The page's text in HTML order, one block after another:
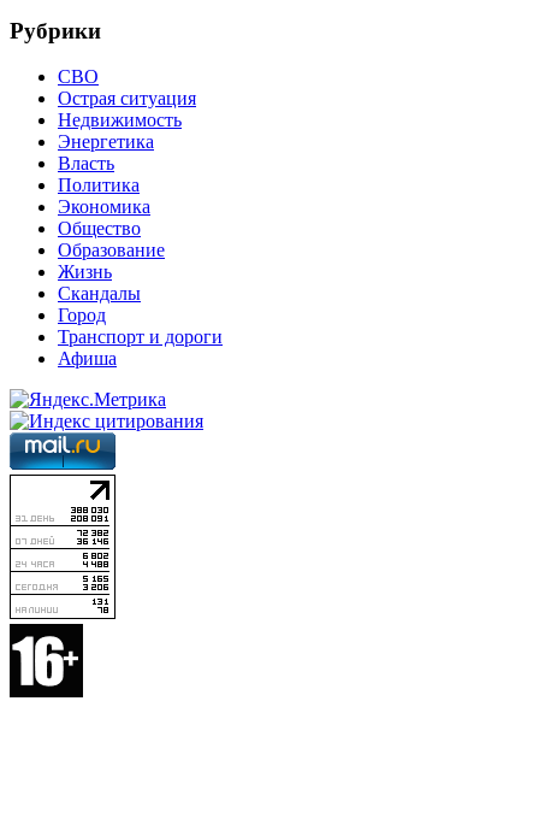
Рубрики
СВО
Острая ситуация
Недвижимость
Энергетика
Власть
Политика
Экономика
Общество
Образование
Жизнь
Скандалы
Город
Транспорт и дороги
Афиша